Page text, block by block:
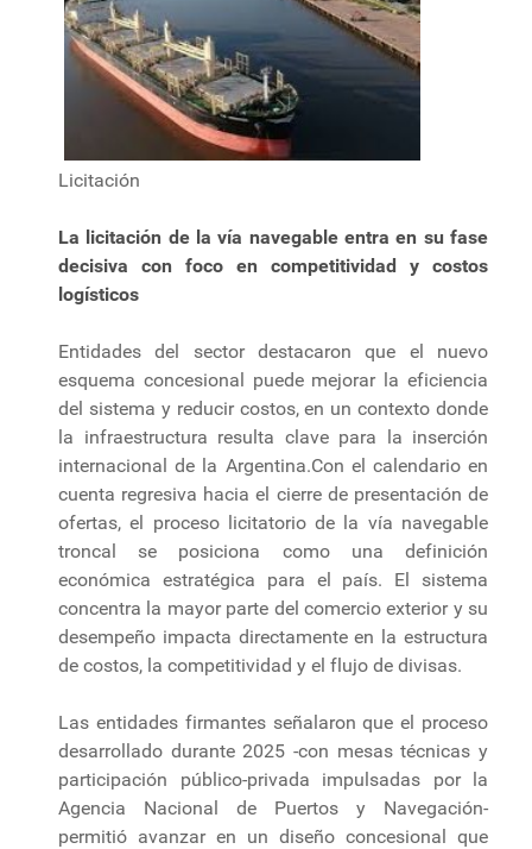
Licitación
La licitación de la vía navegable entra en su fase
decisiva con foco en competitividad y costos
logísticos
Entidades del sector destacaron que el nuevo
esquema concesional puede mejorar la eficiencia
del sistema y reducir costos, en un contexto donde
la infraestructura resulta clave para la inserción
internacional de la Argentina.Con el calendario en
cuenta regresiva hacia el cierre de presentación de
ofertas, el proceso licitatorio de la vía navegable
troncal se posiciona como una definición
económica estratégica para el país. El sistema
concentra la mayor parte del comercio exterior y su
desempeño impacta directamente en la estructura
de costos, la competitividad y el flujo de divisas.
Las entidades firmantes señalaron que el proceso
desarrollado durante 2025 -con mesas técnicas y
participación público-privada impulsadas por la
Agencia Nacional de Puertos y Navegación-
permitió avanzar en un diseño concesional que